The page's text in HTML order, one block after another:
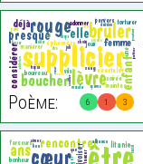
6 1 3
Poème: